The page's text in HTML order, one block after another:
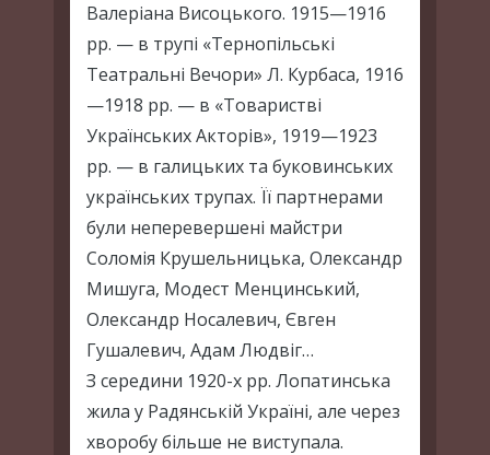
Валеріана Висоцького. 1915—1916
рр. — в трупі «Тернопільські
Театральні Вечори» Л. Курбаса, 1916
—1918 рр. — в «Товаристві
Українських Акторів», 1919—1923
рр. — в галицьких та буковинських
українських трупах. Її партнерами
були неперевершені майстри
Соломія Крушельницька, Олександр
Мишуга, Модест Менцинський,
Олександр Носалевич, Євген
Гушалевич, Адам Людвіг…
З середини 1920-х pp. Лопатинська
жила у Радянській Україні, але через
хворобу більше не виступала.